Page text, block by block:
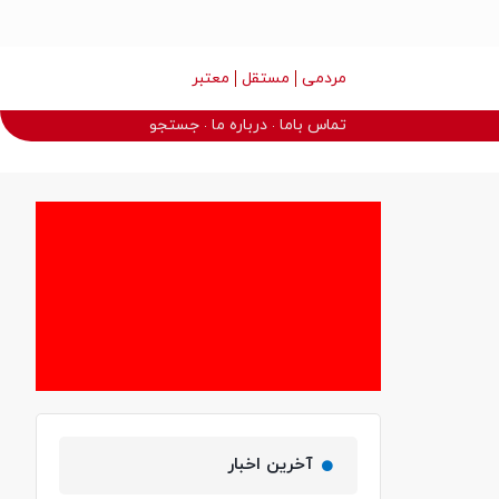
مردمی مستقل معتبر
تماس باما درباره ما جستجو
آخرین اخبار